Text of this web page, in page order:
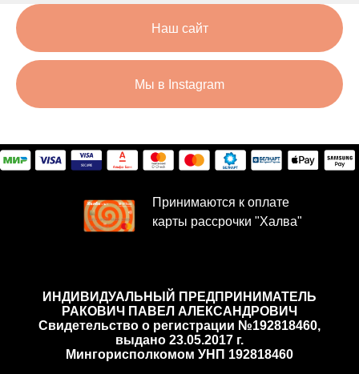
Наш сайт
Мы в Instagram
Принимаются к оплате
карты рассрочки "Халва"
ИНДИВИДУАЛЬНЫЙ ПРЕДПРИНИМАТЕЛЬ
РАКОВИЧ ПАВЕЛ АЛЕКСАНДРОВИЧ
Cвидетельство о регистрации №192818460,
выдано 23.05.2017 г.
Мингорисполкомом УНП 192818460